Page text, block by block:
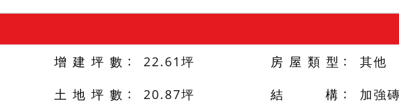
增 建 坪 數 22.61坪
土 地 坪 數
20.87坪
房 屋 類 型
其他
結 構
加強